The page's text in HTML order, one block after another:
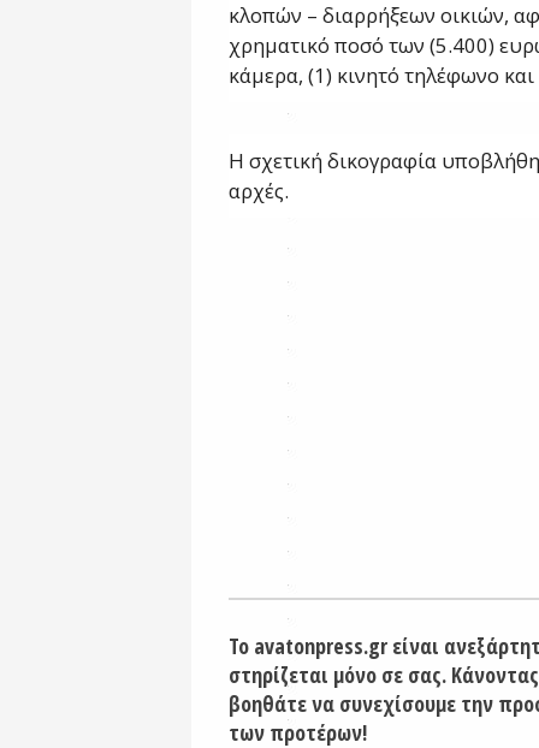
κλοπών – διαρρήξεων οικιών,
χρηματικό ποσό των (5.400)
κάμερα, (1) κινητό τηλέφωνο και
Η σχετική δικογραφία
αρχές.
Το avatonpress.gr είναι
στηρίζεται μόνο σε σας.
βοηθάτε να συνεχίσουμε την
των προτέρων!